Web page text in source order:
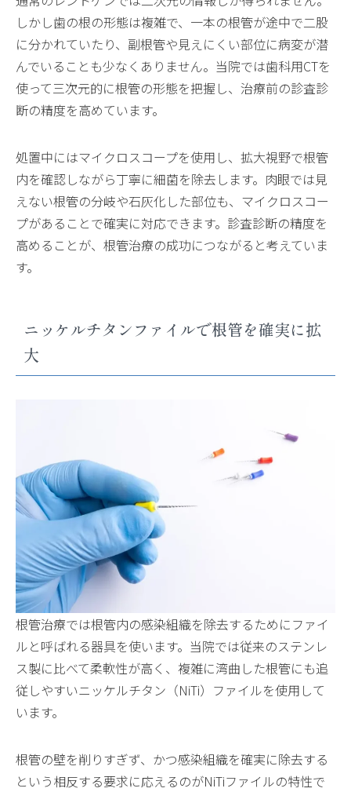
しかし歯の根の形態は複雑で、一本の根管が途中で二股
に分かれていたり、副根管や見えにくい部位に病変が潜
んでいることも少なくありません。当院では歯科用CTを
使って三次元的に根管の形態を把握し、治療前の診査診
断の精度を高めています。
処置中にはマイクロスコープを使用し、拡大視野で根管
内を確認しながら丁寧に細菌を除去します。肉眼では見
えない根管の分岐や石灰化した部位も、マイクロスコー
プがあることで確実に対応できます。診査診断の精度を
高めることが、根管治療の成功につながると考えていま
す。
ニッケルチタンファイルで根管を確実に拡
大
根管治療では根管内の感染組織を除去するためにファイ
ルと呼ばれる器具を使います。当院では従来のステンレ
ス製に比べて柔軟性が高く、複雑に湾曲した根管にも追
従しやすいニッケルチタン（NiTi）ファイルを使用して
います。
根管の壁を削りすぎず、かつ感染組織を確実に除去する
という相反する要求に応えるのがNiTiファイルの特性で